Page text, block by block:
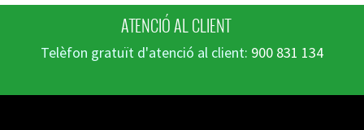
ATENCIÓ AL CLIENT
Telèfon gratuït d'atenció al client: 900 831 134